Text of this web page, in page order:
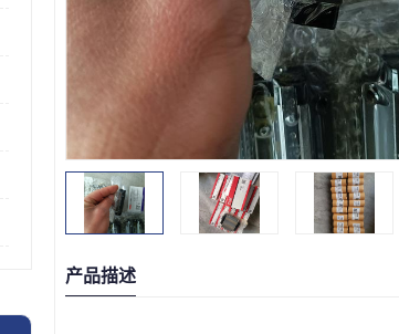
产品描述